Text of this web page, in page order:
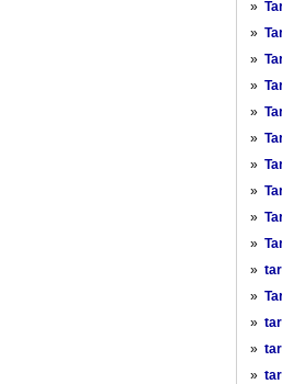
»
»
»
»
»
»
»
»
»
»
»
»
»
»
»